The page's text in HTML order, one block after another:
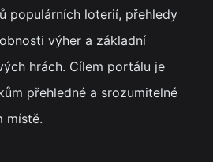
populárních loterií, přehledy
výher a základní
hrách. Cílem portálu je
přehledné a srozumitelné
místě.